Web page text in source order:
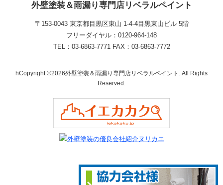
外壁塗装＆雨漏り専門店リベラルペイント
〒153-0043 東京都目黒区東山 1‐4‐4目黒東山ビル 5階
フリーダイヤル：0120-964-148
TEL：03-6863-7771 FAX：03-6863-7772
hCopyright ©2026外壁塗装＆雨漏り専門店リベラルペイント. All Rights
Reserved.